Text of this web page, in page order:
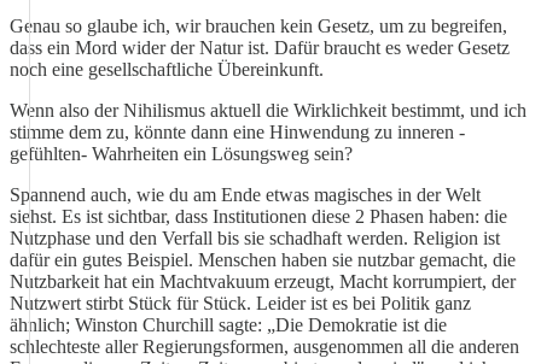
Genau so glaube ich, wir brauchen kein Gesetz, um zu begreifen,
dass ein Mord wider der Natur ist. Dafür braucht es weder Gesetz
noch eine gesellschaftliche Übereinkunft.
Wenn also der Nihilismus aktuell die Wirklichkeit bestimmt, und ich
stimme dem zu, könnte dann eine Hinwendung zu inneren -
gefühlten- Wahrheiten ein Lösungsweg sein?
Spannend auch, wie du am Ende etwas magisches in der Welt
siehst. Es ist sichtbar, dass Institutionen diese 2 Phasen haben: die
Nutzphase und den Verfall bis sie schadhaft werden. Religion ist
dafür ein gutes Beispiel. Menschen haben sie nutzbar gemacht, die
Nutzbarkeit hat ein Machtvakuum erzeugt, Macht korrumpiert, der
Nutzwert stirbt Stück für Stück. Leider ist es bei Politik ganz
ähnlich; Winston Churchill sagte: „Die Demokratie ist die
schlechteste aller Regierungsformen, ausgenommen all die anderen